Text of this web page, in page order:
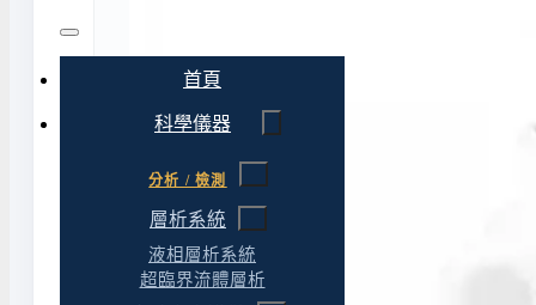
首頁
科學儀器
分析 / 檢測
層析系統
液相層析系統
超臨界流體層析